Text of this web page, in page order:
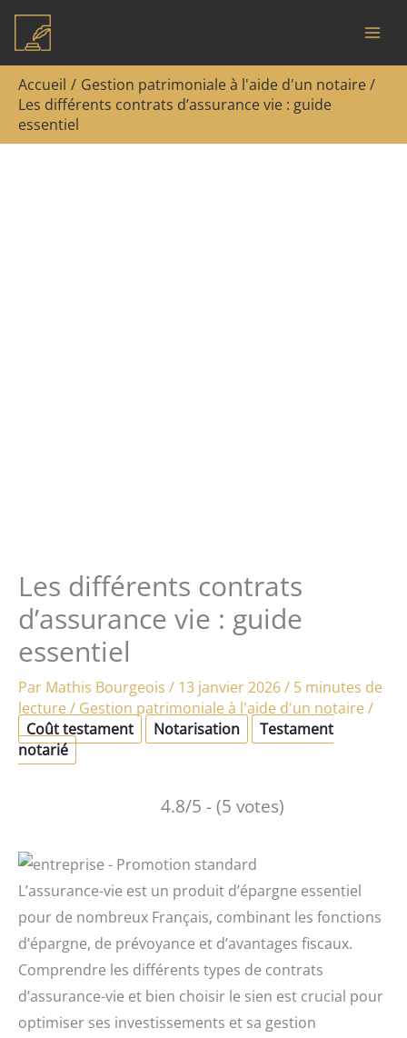
Aller
contenu
Accueil
Gestion patrimoniale à l'aide d'un notaire
Les différents contrats d’assurance vie : guide
essentiel
Les différents contrats
d’assurance vie : guide
essentiel
Par Mathis Bourgeois / 13 janvier 2026/ 5 minutes de
lecture/ Gestion patrimoniale à l'aide d'un notaire/
Coût testament
Notarisation
Testament
notarié
4.8/5 - (5 votes)
L’assurance-vie est un produit d’épargne essentiel
pour de nombreux Français, combinant les fonctions
d’épargne, de prévoyance et d’avantages fiscaux.
Comprendre les différents types de contrats
d’assurance-vie et bien choisir le sien est crucial pour
optimiser ses investissements et sa gestion
Rechercher